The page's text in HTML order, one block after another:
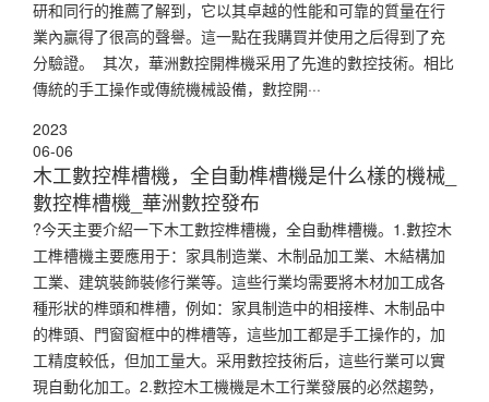
研和同行的推薦了解到，它以其卓越的性能和可靠的質量在行
業內贏得了很高的聲譽。這一點在我購買并使用之后得到了充
分驗證。 其次，華洲數控開榫機采用了先進的數控技術。相比
傳統的手工操作或傳統機械設備，數控開···
2023
06-06
木工數控榫槽機，全自動榫槽機是什么樣的機械_
數控榫槽機_華洲數控發布
?今天主要介紹一下木工數控榫槽機，全自動榫槽機。1.數控木
工榫槽機主要應用于：家具制造業、木制品加工業、木結構加
工業、建筑裝飾裝修行業等。這些行業均需要將木材加工成各
種形狀的榫頭和榫槽，例如：家具制造中的相接榫、木制品中
的榫頭、門窗窗框中的榫槽等，這些加工都是手工操作的，加
工精度較低，但加工量大。采用數控技術后，這些行業可以實
現自動化加工。2.數控木工機機是木工行業發展的必然趨勢，